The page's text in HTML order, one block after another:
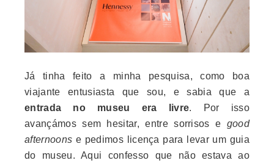
Já tinha feito a minha pesquisa, como boa
viajante entusiasta que sou, e sabia que a
entrada no museu era livre. Por isso
avançámos sem hesitar, entre sorrisos e good
afternoons e pedimos licença para levar um guia
do museu. Aqui confesso que não estava ao